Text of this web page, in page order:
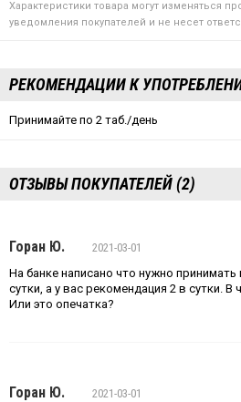
Характеристики товара могут изменяться
уведомления покупателей и не несет
РЕКОМЕНДАЦИИ К
Принимайте по 2 таб./день
ОТЗЫВЫ ПОКУПАТЕЛЕЙ (2)
Горан Ю.
2021-03-01
На банке написано что нужно
сутки, а у вас рекомендация 2 в сутки. В
Или это опечатка?
Горан Ю.
2021-03-01